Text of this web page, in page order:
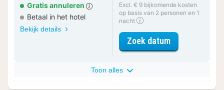
Gratis annuleren
Betaal in het hotel
Bekijk details
Excl. € 9 bijkomende kosten
op basis van 2 personen en 1
nacht
Zoek datumvoor Comfort
Toon alles